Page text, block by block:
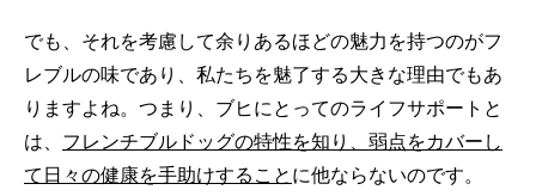
でも、それを考慮して余りあるほどの魅力を持つのがフ
レブルの味であり、私たちを魅了する大きな理由でもあ
りますよね。つまり、ブヒにとってのライフサポートと
は、 フレンチブルドッグの特性を知り、弱点をカバーし
て日々の健康を手助けすること に他ならないのです。